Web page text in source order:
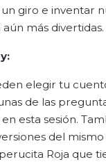
giro e inventar
más divertidas.
:
elegir tu
de las
esta sesión.
del
Roja que